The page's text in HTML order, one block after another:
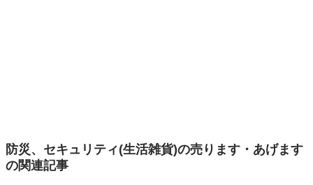
防災、セキュリティ(生活雑貨)の売ります・あげます
の関連記事